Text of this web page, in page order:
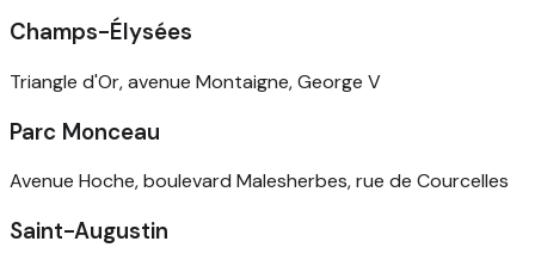
Champs-Élysées
Triangle d'Or, avenue Montaigne, George V
Parc Monceau
Avenue Hoche, boulevard Malesherbes, rue de Courcelles
Saint-Augustin